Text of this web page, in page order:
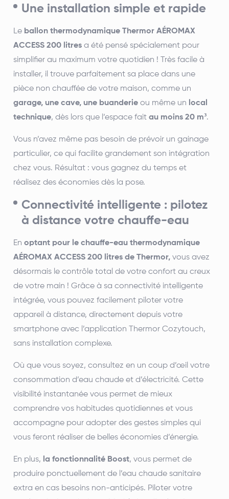
Une installation simple et rapide
Le ballon thermodynamique Thermor AÉROMAX
ACCESS 200 litres a été pensé spécialement pour
simplifier au maximum votre quotidien ! Très facile à
installer, il trouve parfaitement sa place dans une
pièce non chauffée de votre maison, comme un
garage, une cave, une buanderie ou même un local
technique, dès lors que l’espace faitau moins 20 m³.
Vous n’avez même pas besoin de prévoir un gainage
particulier, ce qui facilite grandement son intégration
chez vous. Résultat : vous gagnez du temps et
réalisez des économies dès la pose.
Connectivité intelligente : pilotez
à distance votre chauffe-eau
Enoptant pour le chauffe-eau thermodynamique
AÉROMAX ACCESS 200 litres de Thermor, vous avez
désormais le contrôle total de votre confort au creux
de votre main ! Grâce à sa connectivité intelligente
intégrée, vous pouvez facilement piloter votre
appareil à distance, directement depuis votre
smartphone avec l’application Thermor Cozytouch,
sans installation complexe.
Où que vous soyez, consultez en un coup d’œil votre
consommation d’eau chaude et d’électricité. Cette
visibilité instantanée vous permet de mieux
comprendre vos habitudes quotidiennes et vous
accompagne pour adopter des gestes simples qui
vous feront réaliser de belles économies d’énergie.
En plus, la fonctionnalité Boost, vous permet de
produire ponctuellement de l’eau chaude sanitaire
extra en cas besoins non-anticipés. Piloter votre